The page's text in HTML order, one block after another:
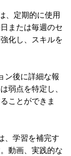
、定期的に使用
または毎週のセ
化し、スキルを
ン後に詳細な報
弱点を特定し、
ことができま
、学習を補完す
動画、実践的な